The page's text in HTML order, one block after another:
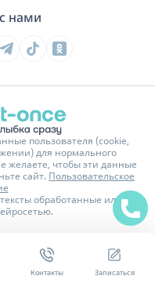
Контакты Записаться
нами
пользователя (cookie,
для нормального
желаете, чтобы эти данные
сайт. Пользовательское
обработанные или
клиника Smile-at-Once